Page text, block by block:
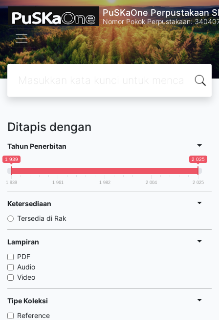
PuSKaOne Perpustakaan
Nomor Pokok Perpustakaan:
Ditapis dengan
Tahun Penerbitan
1 939 2 025
1 939 1 961 1 982 2 004 2 025
Ketersediaan
Tersedia di Rak
Lampiran
PDF
Audio
Video
Tipe Koleksi
Reference